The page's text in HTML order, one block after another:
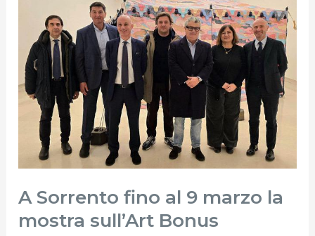
all\’agrumicoltura
A Sorrento fino al 9 marzo la
mostra sull’Art Bonus
marzo
la
mostra
sull’Art
Bonus